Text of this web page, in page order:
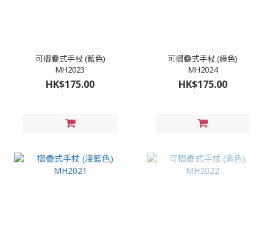
可摺疊式手杖 (藍色)
MH2023
HK$175.00
可摺疊式手杖 (綠色)
MH2024
HK$175.00